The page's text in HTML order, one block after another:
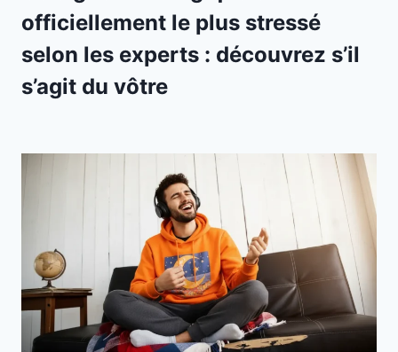
officiellement le plus stressé
selon les experts : découvrez s’il
s’agit du vôtre